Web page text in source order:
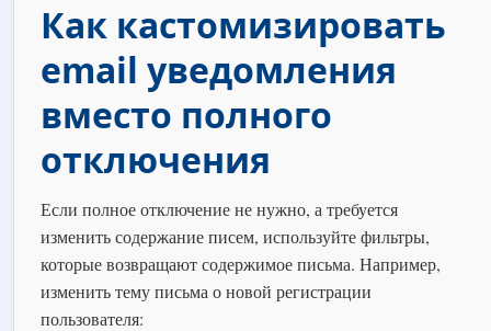
Как кастомизировать
email уведомления
вместо полного
отключения
Если полное отключение не нужно, а требуется
изменить содержание писем, используйте фильтры,
которые возвращают содержимое письма. Например,
изменить тему письма о новой регистрации
пользователя: